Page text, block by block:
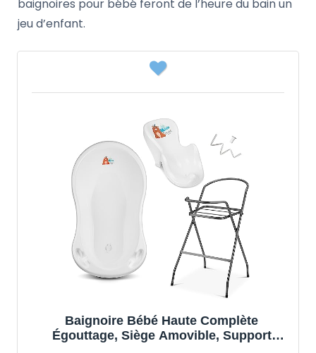
baignoires pour bébé feront de l’heure du bain un
jeu d’enfant.
Baignoire Bébé Haute Complète
Égouttage, Siège Amovible, Support